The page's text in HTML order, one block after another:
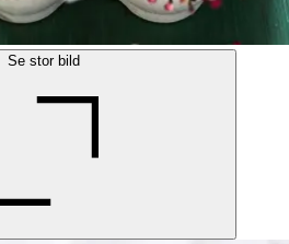
Se stor bild